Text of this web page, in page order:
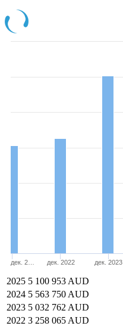
дек. 2… дек. 2022 дек. 2023
2025 5 100 953 AUD
2024 5 563 750 AUD
2023 5 032 762 AUD
2022 3 258 065 AUD